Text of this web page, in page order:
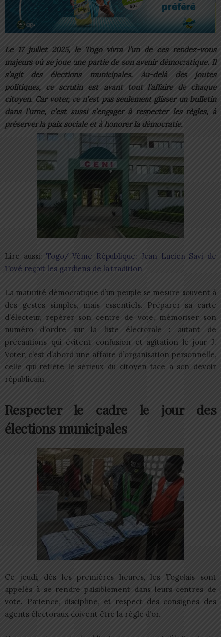
Le 17 juillet 2025, le Togo vivra l’un de ces rendez-vous
majeurs où se joue une partie de son avenir démocratique. Il
s’agit des élections municipales. Au-delà des joutes
politiques, ce scrutin est avant tout l’affaire de chaque
citoyen. Car voter, ce n’est pas seulement glisser un bulletin
dans l’urne, c’est aussi s’engager à respecter les règles, à
préserver la paix sociale et à honorer la démocratie.
Lire aussi: Togo/ Vème République: Jean Lucien Savi de
Tové reçoit les gardiens de la tradition
La maturité démocratique d’un peuple se mesure souvent à
des gestes simples, mais essentiels. Préparer sa carte
d’électeur, repérer son centre de vote, mémoriser son
numéro d’ordre sur la liste électorale : autant de
précautions qui évitent confusion et agitation le jour J.
Voter, c’est d’abord une affaire d’organisation personnelle,
celle qui reflète le sérieux du citoyen face à son devoir
républicain.
Respecter le cadre le jour des
élections municipales
Ce jeudi, dès les premières heures, les Togolais sont
appelés à se rendre paisiblement dans leurs centres de
vote. Patience, discipline, et respect des consignes des
agents électoraux doivent être la règle d’or.